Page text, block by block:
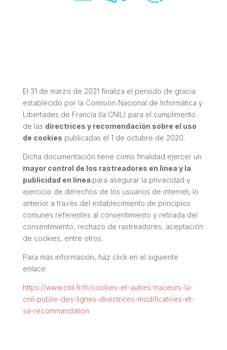
El 31 de marzo de 2021 finaliza el periodo de gracia
establecido por la Comisión Nacional de Informática y
Libertades de Francia (la CNIL) para el cumplimento
de las directrices y recomendación sobre el uso
de cookies publicadas el 1 de octubre de 2020.
Dicha documentación tiene como finalidad ejercer un
mayor control de los rastreadores en línea y la
publicidad en línea para asegurar la privacidad y
ejercicio de derechos de los usuarios de internet, lo
anterior a través del establecimiento de principios
comunes referentes al consentimiento y retirada del
consentimiento, rechazo de rastreadores, aceptación
de cookies, entre otros.
Para más información, haz click en el siguiente
enlace:
https://www.cnil.fr/fr/cookies-et-autres-traceurs-la-
cnil-publie-des-lignes-directrices-modificatives-et-
sa-recommandation